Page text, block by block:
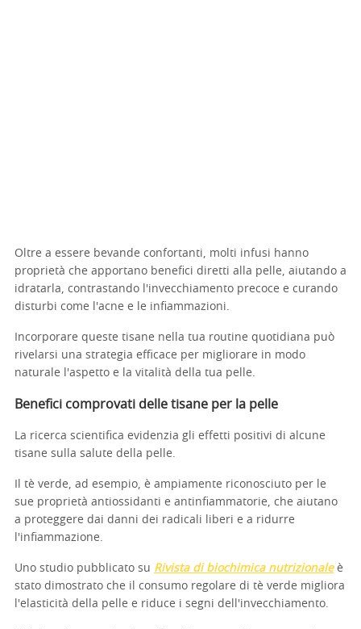
Oltre a essere bevande confortanti, molti infusi hanno
proprietà che apportano benefici diretti alla pelle, aiutando a
idratarla, contrastando l'invecchiamento precoce e curando
disturbi come l'acne e le infiammazioni.
Incorporare queste tisane nella tua routine quotidiana può
rivelarsi una strategia efficace per migliorare in modo
naturale l'aspetto e la vitalità della tua pelle.
Benefici comprovati delle tisane per la pelle
La ricerca scientifica evidenzia gli effetti positivi di alcune
tisane sulla salute della pelle.
Il tè verde, ad esempio, è ampiamente riconosciuto per le
sue proprietà antiossidanti e antinfiammatorie, che aiutano
a proteggere dai danni dei radicali liberi e a ridurre
l'infiammazione.
Uno studio pubblicato su Rivista di biochimica nutrizionaleè
stato dimostrato che il consumo regolare di tè verde migliora
l'elasticità della pelle e riduce i segni dell'invecchiamento.